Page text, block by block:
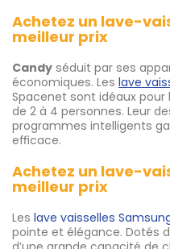
Achetez un lave-
meilleur prix
Candy séduit par ses
économiques. Les lave
Spacenet sont idéaux
de 2 à 4 personnes. Leur
programmes intelligents
efficace.
Achetez un lave-
meilleur prix
Les lave vaisselles
pointe et élégance. Dotés